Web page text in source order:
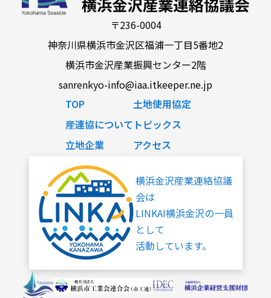
〒236-0004
神奈川県横浜市金沢区福浦一丁目5番地2
横浜市金沢産業振興センター2階
sanrenkyo-info@iaa.itkeeper.ne.jp
TOP
産連協について
立地企業
土地使用協定
トピックス
アクセス
横浜金沢産業連絡協議
会は
LINKAI横浜金沢の一員
として
活動しています。